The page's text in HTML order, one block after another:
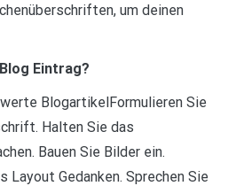
um deinen
Eintrag?
BlogartikelFormulieren Sie
Halten Sie das
Bauen Sie Bilder ein.
Layout Gedanken. Sprechen Sie